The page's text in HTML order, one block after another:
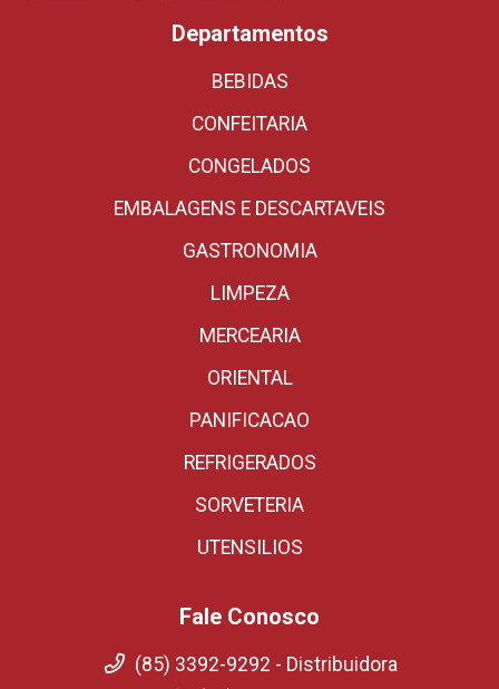
Departamentos
BEBIDAS
CONFEITARIA
CONGELADOS
EMBALAGENS E DESCARTAVEIS
GASTRONOMIA
LIMPEZA
MERCEARIA
ORIENTAL
PANIFICACAO
REFRIGERADOS
SORVETERIA
UTENSILIOS
Fale Conosco
(85) 3392-9292 - Distribuidora